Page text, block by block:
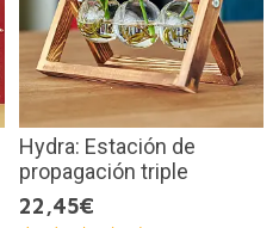
Hydra: Estación de
propagación triple
22,45€